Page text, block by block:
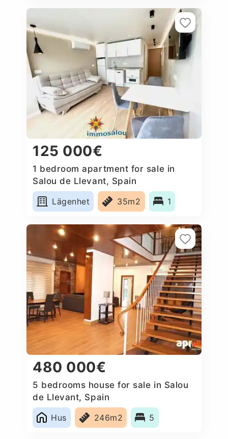
125 000€
1 bedroom apartment for sale in
Salou de Llevant, Spain
Lägenhet
35m2 1
480 000€
5 bedrooms house for sale in Salou
de Llevant, Spain
Hus
246m2 5